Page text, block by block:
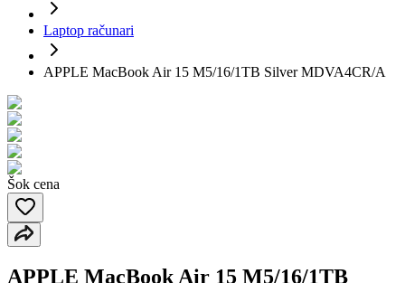
Laptop računari
APPLE MacBook Air 15 M5/16/1TB Silver MDVA4CR/A
Šok cena
APPLE MacBook Air 15 M5/16/1TB